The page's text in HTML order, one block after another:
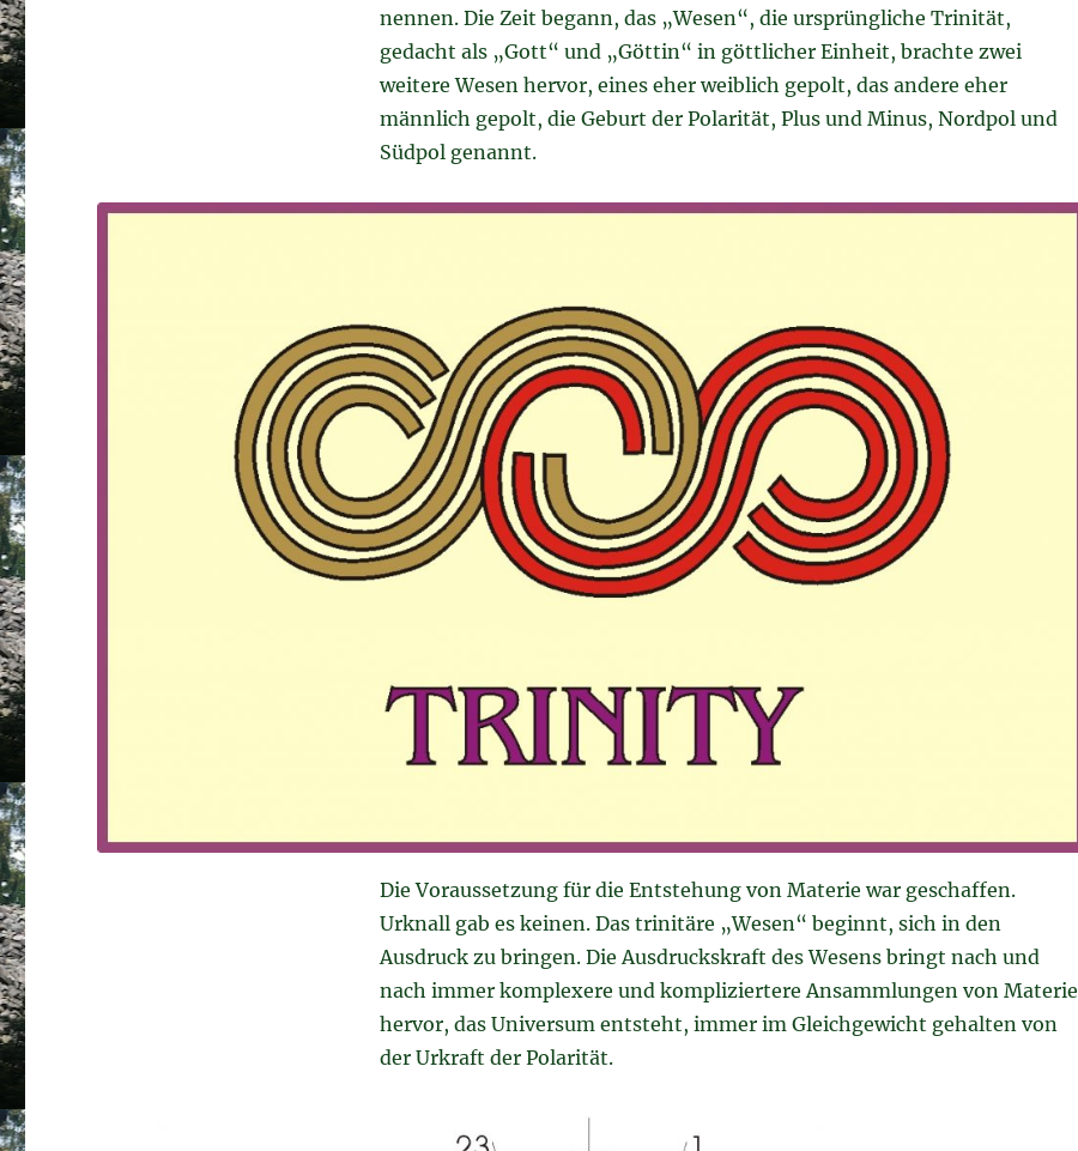
nennen. Die Zeit begann, das „Wesen“, die ursprüngliche Trinität,
gedacht als „Gott“ und „Göttin“ in göttlicher Einheit, brachte zwei
weitere Wesen hervor, eines eher weiblich gepolt, das andere eher
männlich gepolt, die Geburt der Polarität, Plus und Minus, Nordpol und
Südpol genannt.
Die Voraussetzung für die Entstehung von Materie war geschaffen.
Urknall gab es keinen. Das trinitäre „Wesen“ beginnt, sich in den
Ausdruck zu bringen. Die Ausdruckskraft des Wesens bringt nach und
nach immer komplexere und kompliziertere Ansammlungen von Materie
hervor, das Universum entsteht, immer im Gleichgewicht gehalten von
der Urkraft der Polarität.